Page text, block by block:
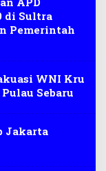
di Sultra
Pemerintah
WNI Kru
Sebaru
Jakarta